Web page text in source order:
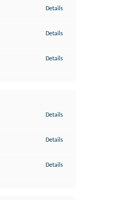
Details
Details
Details
Details
Details
Details